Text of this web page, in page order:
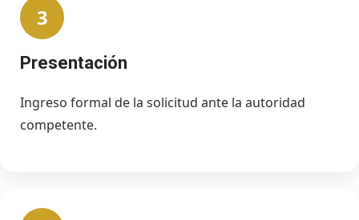
3
Presentación
Ingreso formal de la solicitud ante la autoridad
competente.